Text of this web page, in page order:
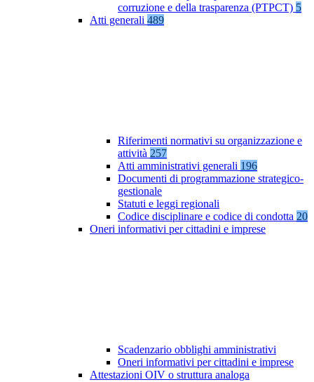
corruzione e della trasparenza (PTPCT) 5
Atti generali 489
Riferimenti normativi su organizzazione e
attività 257
Atti amministrativi generali 196
Documenti di programmazione strategico-
gestionale
Statuti e leggi regionali
Codice disciplinare e codice di condotta 20
Oneri informativi per cittadini e imprese
Scadenzario obblighi amministrativi
Oneri informativi per cittadini e imprese
Attestazioni OIV o struttura analoga